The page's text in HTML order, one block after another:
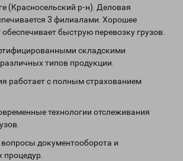
(Красносельский р-н). Деловая
3 филиалами. Хорошее
быструю перевозку грузов.
складскими
типов продукции.
работает с полным страхованием
технологии отслеживания
документооборота и
процедур.